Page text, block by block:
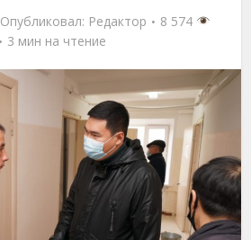
Опубликовал: Редактор
8 574
3 мин на чтение